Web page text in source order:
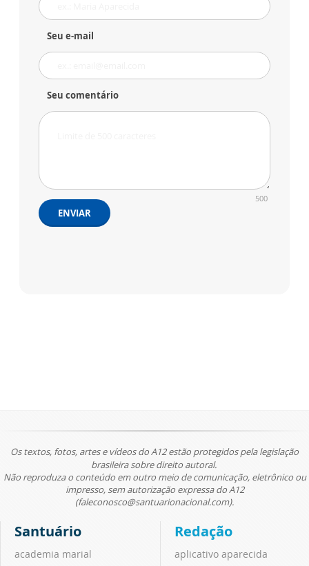
Seu e-mail
Seu comentário
500
ENVIAR
Os textos, fotos, artes e vídeos do A12 estão protegidos pela legislação
brasileira sobre direito autoral.
Não reproduza o conteúdo em outro meio de comunicação, eletrônico ou
impresso, sem autorização expressa do A12
(faleconosco@santuarionacional.com).
Santuário
academia marial
Redação
aplicativo aparecida